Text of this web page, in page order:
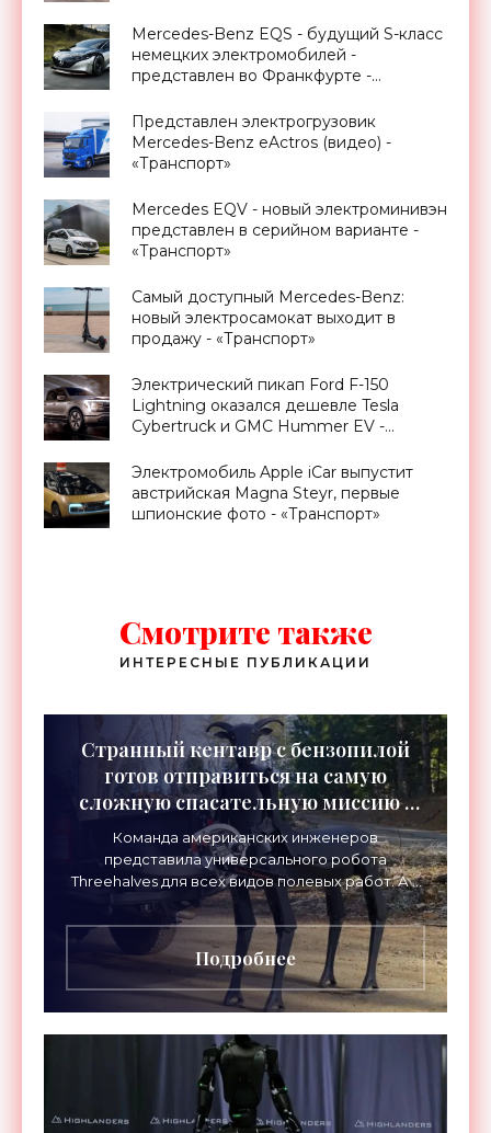
Mercedes-Benz EQS - будущий S-класс
немецких электромобилей -
представлен во Франкфурте -
Представлен электрогрузовик
Mercedes-Benz eActros (видео) -
«Транспорт»
Mercedes EQV - новый электроминивэн
представлен в серийном варианте -
«Транспорт»
Самый доступный Mercedes-Benz:
новый электросамокат выходит в
продажу - «Транспорт»
Электрический пикап Ford F-150
Lightning оказался дешевле Tesla
Cybertruck и GMC Hummer EV -
Электромобиль Apple iCar выпустит
австрийская Magna Steyr, первые
шпионские фото - «Транспорт»
Смотрите также
ИНТЕРЕСНЫЕ ПУБЛИКАЦИИ
Странный кентавр с бензопилой
готов отправиться на самую
сложную спасательную миссию -
«Роботы»
Команда американских инженеров
представила универсального робота
Threehalves для всех видов полевых работ. А в
первую очередь – для спасательных миссий с
прицелом на работу в зонах
Подробнее